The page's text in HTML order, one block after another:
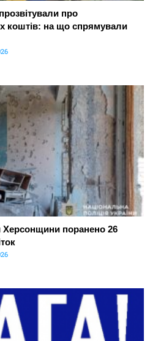
про
коштів: на що спрямували
Херсонщини поранено 26